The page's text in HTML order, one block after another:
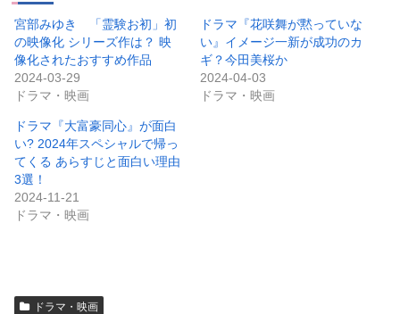
宮部みゆき 「霊験お初」初
の映像化 シリーズ作は？ 映
像化されたおすすめ作品
2024-03-29
ドラマ・映画
ドラマ『花咲舞が黙っていな
い』イメージ一新が成功のカ
ギ？今田美桜か
2024-04-03
ドラマ・映画
ドラマ『大富豪同心』が面白
い? 2024年スペシャルで帰っ
てくる あらすじと面白い理由
3選！
2024-11-21
ドラマ・映画
ドラマ・映画